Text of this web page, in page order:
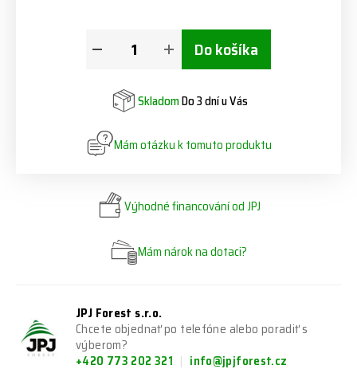
Do košíka
SkladomDo 3 dní u Vás
Mám otázku k tomuto produktu
Výhodné financování od JPJ
Mám nárok na dotaci?
JPJ Forest s.r.o.
Chcete objednať po telefóne alebo poradiť s
výberom?
+420 773 202 321
info@jpjforest.cz